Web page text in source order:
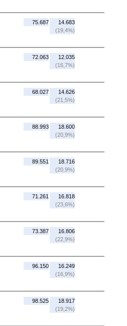
75.687
14.683
(19,4%)
72.063
12.035
(16,7%)
68.027
14.626
(21,5%)
88.993
18.600
(20,9%)
89.551
18.716
(20,9%)
71.261
16.818
(23,6%)
73.387
16.806
(22,9%)
96.150
16.249
(16,9%)
98.525
18.917
(19,2%)